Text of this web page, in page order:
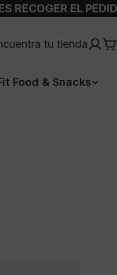
EL PEDIDO EN
tu tienda
Food & Snacks